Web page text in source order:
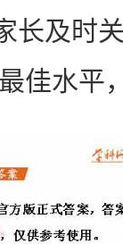
长及时
佳水平